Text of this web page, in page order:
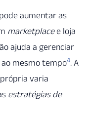
aumentar as
marketplacee loja
ajuda a gerenciar
ao mesmo tempo4. A
varia
estratégias de